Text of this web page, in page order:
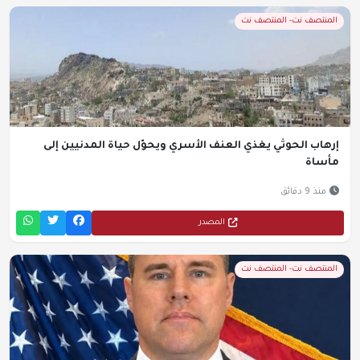
المنتصف نت- المنتصف نت
إرهاب الحوثي يغذي العنف الأسري ويحوّل حياة المدنيين إلى
مأساة
منذ 9 دقائق
المصدر
المنتصف نت- المنتصف نت